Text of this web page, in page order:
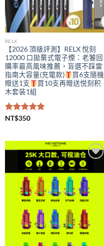
RELX
【2026 頂級評測】RELX 悅刻
12000 口拋棄式電子煙：老饕回
購率最高風味推薦，盲選不踩雷
指南大容量(充電款)
買6支隨機
贈送1支
買10支再贈送悦刻积
木套装1組
評分5.00
NT$350
Add to
wishlist